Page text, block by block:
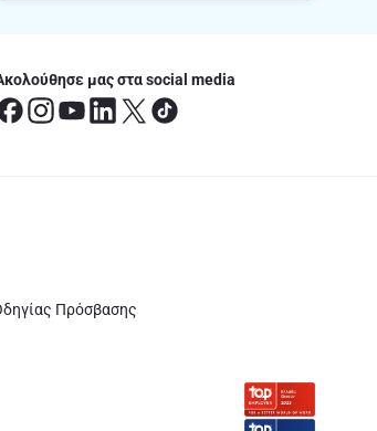
μας στα social media
Πρόσβασης